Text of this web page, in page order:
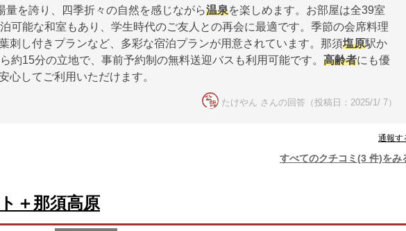
量を誇り、四季折々の自然を感じながら温泉を楽しめます。お部屋は全39室
可能な和室もあり、学生時代のご友人との再会に最適です。季節の会席料理
刺し付きプランなど、多彩な宿泊プランが用意されています。那須塩原駅か
約15分の立地で、事前予約制の無料送迎バスも利用可能です。 高齢者にも優
心してご利用いただけます。
たけやん さんの回答（投稿日：2025/1/ 7）
通報す
すべてのクチコミ(3 件)をみ
＋那須高原